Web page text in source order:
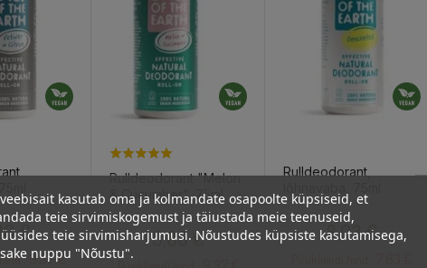
Hind
€
:9.37 €
Rulldeodorant "Melon
& Cucumber", 75ml
Hind
9,86 €
Rulldeodorant,
Hind
8,03 €
kasutab oma ja kolmandate osapoolte küpsiseid, et
teie sirvimiskogemust ja täiustada meie teenuseid,
teie sirvimisharjumusi. Nõustudes küpsiste kasutamisega,
nuppu "Nõustu".